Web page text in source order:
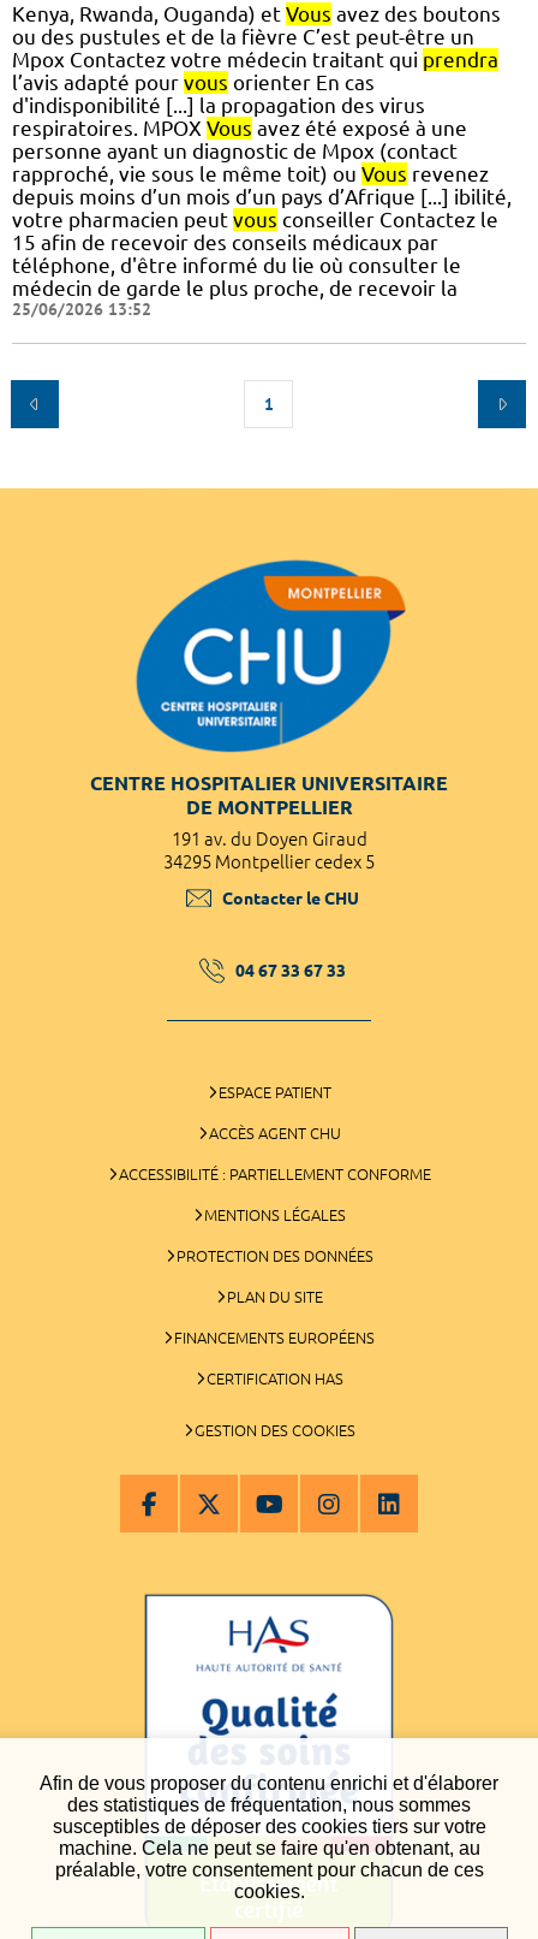
Afin de vous proposer du contenu enrichi et d'élaborer
des statistiques de fréquentation, nous sommes
susceptibles de déposer des cookies tiers sur votre
machine. Cela ne peut se faire qu'en obtenant, au
préalable, votre consentement pour chacun de ces
cookies.
Kenya, Rwanda, Ouganda) et Vous avez des boutons
ou des pustules et de la fièvre C’est peut-être un
Mpox Contactez votre médecin traitant qui prendra
l’avis adapté pour vous orienter En cas
d'indisponibilité [...] la propagation des virus
respiratoires. MPOX Vous avez été exposé à une
personne ayant un diagnostic de Mpox (contact
rapproché, vie sous le même toit) ou Vous revenez
depuis moins d’un mois d’un pays d’Afrique [...] ibilité,
votre pharmacien peut vous conseiller Contactez le
15 afin de recevoir des conseils médicaux par
téléphone, d'être informé du lie où consulter le
médecin de garde le plus proche, de recevoir la
25/06/2026 13:52
1
CENTRE HOSPITALIER UNIVERSITAIRE
DE MONTPELLIER
191 av. du Doyen Giraud
34295 Montpellier cedex 5
Contacter le CHU
04 67 33 67 33
ESPACE PATIENT
ACCÈS AGENT CHU
ACCESSIBILITÉ : PARTIELLEMENT CONFORME
MENTIONS LÉGALES
PROTECTION DES DONNÉES
PLAN DU SITE
FINANCEMENTS EUROPÉENS
CERTIFICATION HAS
GESTION DES COOKIES